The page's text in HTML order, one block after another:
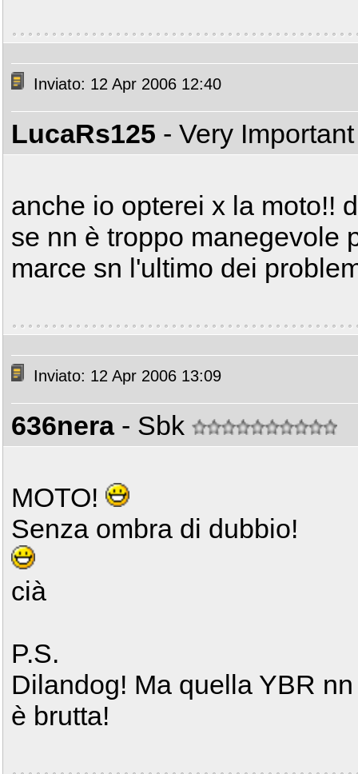
Inviato: 12 Apr 2006 12:40
LucaRs125 - Very
anche io opterei x la moto!!
se nn è troppo manegevole
marce sn l'ultimo dei
Inviato: 12 Apr 2006 13:09
636nera - Sbk
MOTO!
Senza ombra di dubbio!
cià
P.S.
Dilandog! Ma quella YBR
è brutta!